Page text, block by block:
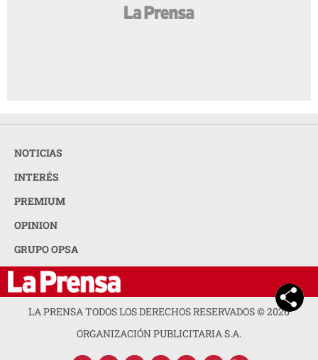
NOTICIAS
INTERÉS
PREMIUM
OPINION
GRUPO OPSA
LA PRENSA TODOS LOS DERECHOS RESERVADOS ©2026
ORGANIZACIÓN PUBLICITARIA S.A.